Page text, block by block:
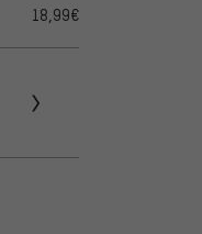
18,99€